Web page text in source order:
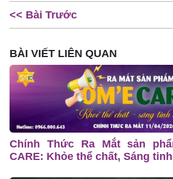
<< Bài Trước
BÀI VIẾT LIÊN QUAN
Chính Thức Ra Mắt sản
CARE: Khỏe thể chất, Sáng